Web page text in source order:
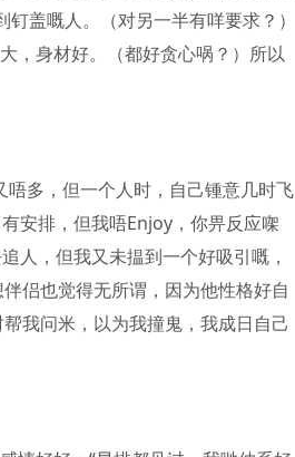
盖嘅人。（对另一半有咩要求？）
，身材好。（都好贪心㖞？）所以
多，但一个人时，自己锺意几时飞
安排，但我唔Enjoy，你畀反应㗎
人，但我又未揾到一个好吸引嘅，
侣也觉得无所谓，因为他性格好自
我问米，以为我撞鬼，我成日自己